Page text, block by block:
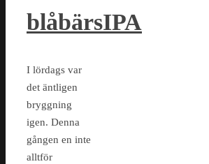
blåbärsIPA
I lördags var
det äntligen
bryggning
igen. Denna
gången en inte
alltför